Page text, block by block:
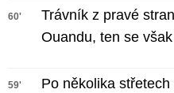
60'
Trávník z pravé
Ouandu, ten se
59'
Po několika